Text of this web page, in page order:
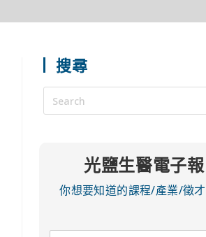
搜尋
光鹽生醫電子報
你想要知道的課程/產業/徵